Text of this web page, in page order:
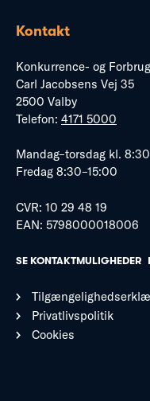
Kontakt
Konkurrence- og
Carl Jacobsens Vej 35
2500 Valby
Telefon: 4171 5000
Mandag–torsdag kl.
Fredag 8:30–15:00
CVR: 10 29 48 19
EAN: 5798000018006
SE KONTAKTMULIGHEDER
Privatlivspolitik
Cookies